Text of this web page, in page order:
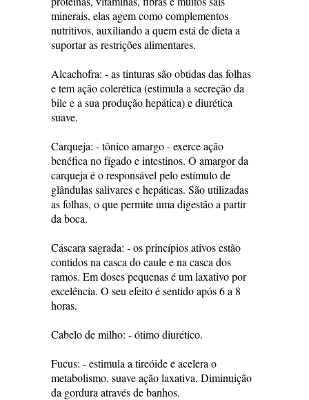
minerais, elas agem como complementos
nutritivos, auxiliando a quem está de dieta a
suportar as restrições alimentares.
Alcachofra: - as tinturas são obtidas das folhas
e tem ação colerética (estimula a secreção da
bile e a sua produção hepática) e diurética
suave.
Carqueja: - tônico amargo - exerce ação
benéfica no fígado e intestinos. O amargor da
carqueja é o responsável pelo estímulo de
glândulas salivares e hepáticas. São utilizadas
as folhas, o que permite uma digestão a partir
da boca.
Cáscara sagrada: - os princípios ativos estão
contidos na casca do caule e na casca dos
ramos. Em doses pequenas é um laxativo por
excelência. O seu efeito é sentido após 6 a 8
horas.
Cabelo de milho: - ótimo diurético.
Fucus: - estimula a tireóide e acelera o
metabolismo. suave ação laxativa. Diminuição
da gordura através de banhos.